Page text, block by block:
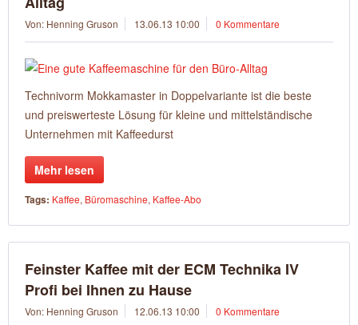
Von: Henning Gruson 13.06.13 10:00 0 Kommentare
Technivorm Mokkamaster in Doppelvariante ist die beste
und preiswerteste Lösung für kleine und mittelständische
Unternehmen mit Kaffeedurst
Mehr lesen
Tags: Kaffee, Büromaschine, Kaffee-Abo
Feinster Kaffee mit der ECM Technika IV
Profi bei Ihnen zu Hause
Von: Henning Gruson 12.06.13 10:00 0 Kommentare